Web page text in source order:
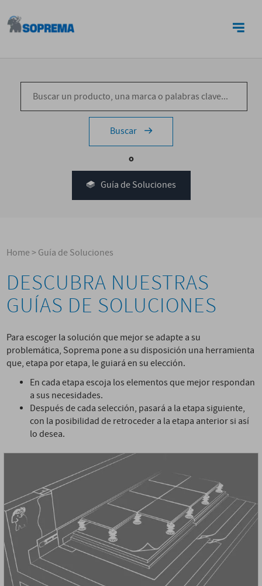
Buscar
o
Guía de Soluciones
Home>Guía de Soluciones
DESCUBRA NUESTRAS
GUÍAS DE SOLUCIONES
Para escoger la solución que mejor se adapte a su
problemática, Soprema pone a su disposición una herramienta
que, etapa por etapa, le guiará en su elección.
En cada etapa escoja los elementos que mejor respondan
a sus necesidades.
Después de cada selección, pasará a la etapa siguiente,
con la posibilidad de retroceder a la etapa anterior si así
lo desea.